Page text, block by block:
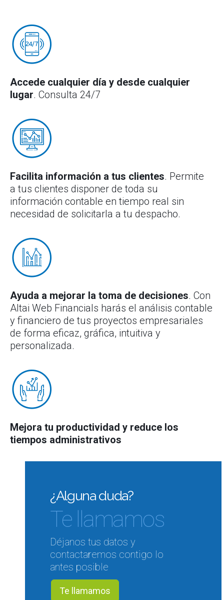
Accede cualquier día y desde cualquier
lugar. Consulta 24/7
Facilita información a tus clientes. Permite
a tus clientes disponer de toda su
información contable en tiempo real sin
necesidad de solicitarla a tu despacho.
Ayuda a mejorar la toma de decisiones. Con
Altai Web Financials harás el análisis contable
y financiero de tus proyectos empresariales
de forma eficaz, gráfica, intuitiva y
personalizada.
Mejora tu productividad y reduce los
tiempos administrativos
¿Alguna duda?
Te llamamos
Déjanos tus datos y
contactaremos contigo lo
antes posible
Te llamamos